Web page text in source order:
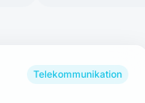
Telekommunikation